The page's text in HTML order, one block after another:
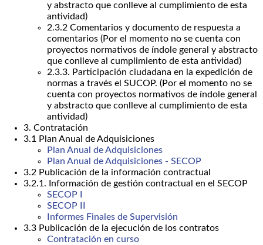
y abstracto que conlleve al cumplimiento de esta
antividad)
2.3.2 Comentarios y documento de respuesta a
comentarios (Por el momento no se cuenta con
proyectos normativos de índole general y abstracto
que conlleve al cumplimiento de esta antividad)
2.3.3. Participación ciudadana en la expedición de
normas a través el SUCOP. (Por el momento no se
cuenta con proyectos normativos de índole general
y abstracto que conlleve al cumplimiento de esta
antividad)
3. Contratación
3.1 Plan Anual de Adquisiciones
Plan Anual de Adquisiciones
Plan Anual de Adquisiciones - SECOP
3.2 Publicación de la información contractual
3.2.1. Información de gestión contractual en el SECOP
SECOP I
SECOP II
Informes Finales de Supervisión
3.3 Publicación de la ejecución de los contratos
Contratación en curso